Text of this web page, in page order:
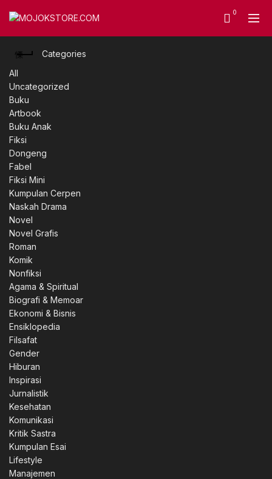
0
Categories
All
Uncategorized
Buku
Artbook
Buku Anak
Fiksi
Dongeng
Fabel
Fiksi Mini
Kumpulan Cerpen
Naskah Drama
Novel
Novel Grafis
Roman
Komik
Nonfiksi
Agama & Spiritual
Biografi & Memoar
Ekonomi & Bisnis
Ensiklopedia
Filsafat
Gender
Hiburan
Inspirasi
Jurnalistik
Kesehatan
Komunikasi
Kritik Sastra
Kumpulan Esai
Lifestyle
Manajemen